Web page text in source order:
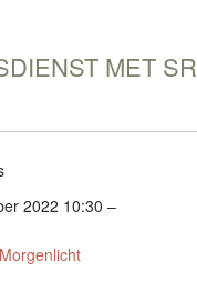
MET
2022 10:30 –